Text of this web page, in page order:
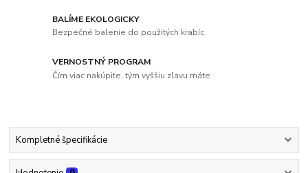
BALÍME EKOLOGICKY
Bezpečné balenie do použitých krabíc
VERNOSTNÝ PROGRAM
Čím viac nakúpite, tým vyššiu zľavu máte
Kompletné špecifikácie